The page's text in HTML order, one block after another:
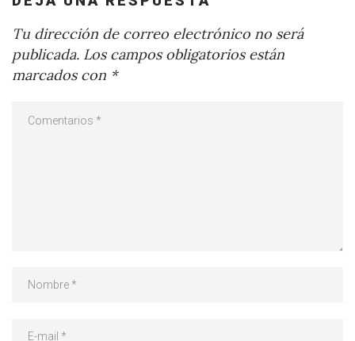
Tu dirección de correo electrónico no será
publicada. Los campos obligatorios están
marcados con *